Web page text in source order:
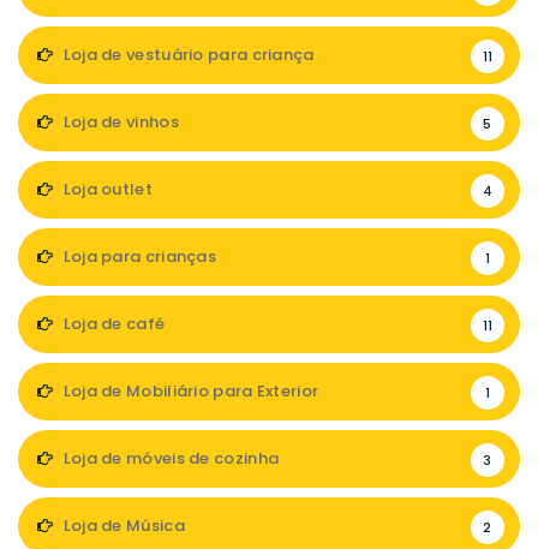
Loja de vestuário para criança 11
Loja de vinhos 5
Loja outlet 4
Loja para crianças 1
Loja de café 11
Loja de Mobiliário para Exterior 1
Loja de móveis de cozinha 3
Loja de Música 2